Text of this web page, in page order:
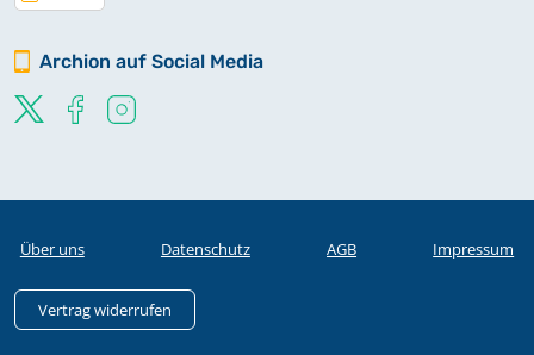
Archion auf Social Media
Über uns Datenschutz AGB Impressum
Vertrag widerrufen